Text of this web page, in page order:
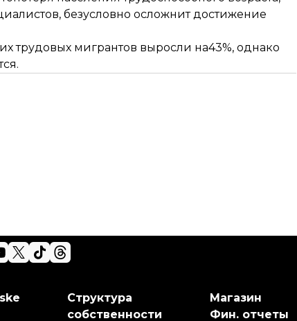
безусловно осложнит достижение
трудовых мигрантов выросли на43%, однако
Структура
собственности
Магазин
Фин. отчеты